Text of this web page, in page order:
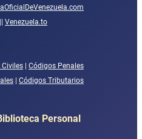
Venezuela.to
Códigos Penales
Códigos Tributarios
Personal